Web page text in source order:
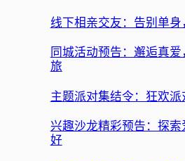
线下相亲交友：告别单身
同城活动预告：邂逅真
旅
主题派对集结令：狂欢
兴趣沙龙精彩预告：探索
好